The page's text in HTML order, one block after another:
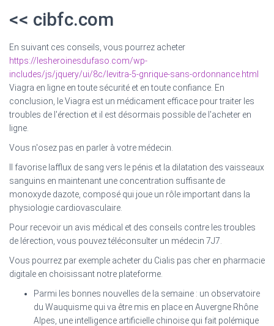
<< cibfc.com
En suivant ces conseils, vous pourrez acheter
https://lesheroinesdufaso.com/wp-
includes/js/jquery/ui/8c/levitra-5-gnrique-sans-ordonnance.html
Viagra en ligne en toute sécurité et en toute confiance. En
conclusion, le Viagra est un médicament efficace pour traiter les
troubles de l'érection et il est désormais possible de l'acheter en
ligne.
Vous n'osez pas en parler à votre médecin.
Il favorise lafflux de sang vers le pénis et la dilatation des vaisseaux
sanguins en maintenant une concentration suffisante de
monoxyde dazote, composé qui joue un rôle important dans la
physiologie cardiovasculaire.
Pour recevoir un avis médical et des conseils contre les troubles
de lérection, vous pouvez téléconsulter un médecin 7J7.
Vous pourrez par exemple acheter du Cialis pas cher en pharmacie
digitale en choisissant notre plateforme.
Parmi les bonnes nouvelles de la semaine : un observatoire
du Wauquisme qui va être mis en place en Auvergne Rhône
Alpes, une intelligence artificielle chinoise qui fait polémique